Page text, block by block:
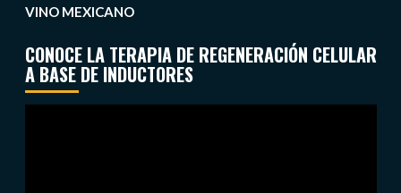
VINO MEXICANO
CONOCE LA TERAPIA DE REGENERACIÓN CELULAR
A BASE DE INDUCTORES